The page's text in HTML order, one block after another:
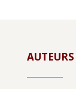
AUTEURS